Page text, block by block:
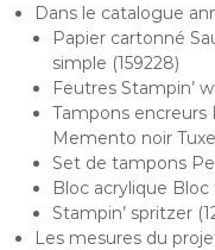
Dans le catalogue
Papier cartonné
simple (159228)
Feutres Stampin’
Tampons encreurs
Memento noir
Set de tampons
Bloc acrylique
Stampin’ spritzer
Les mesures du